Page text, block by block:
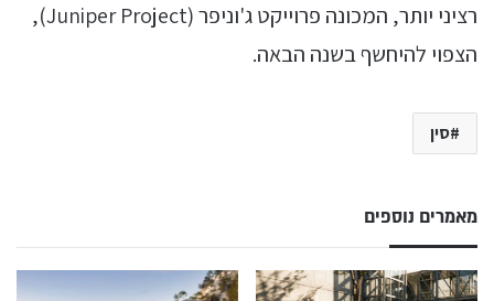
רציני יותר, המכונה פרוייקט ג'וניפר (Juniper Project),
הצפוי להיחשף בשנה הבאה.
סין
מאמרים נוספים